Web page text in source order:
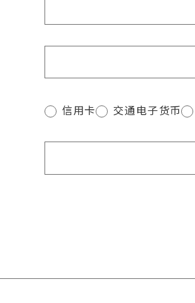
信用卡 交通电子货币